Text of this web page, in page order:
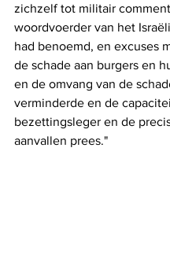
zichzelf tot militair
woordvoerder van het
had benoemd, en excuses
de schade aan burgers en
en de omvang van de
verminderde en de
bezettingsleger en de
aanvallen prees."